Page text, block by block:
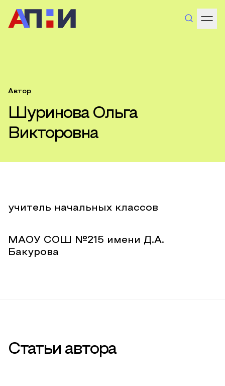
Автор
Шуринова Ольга
Викторовна
учитель начальных классов
МАОУ СОШ №215 имени Д.А.
Бакурова
Статьи автора